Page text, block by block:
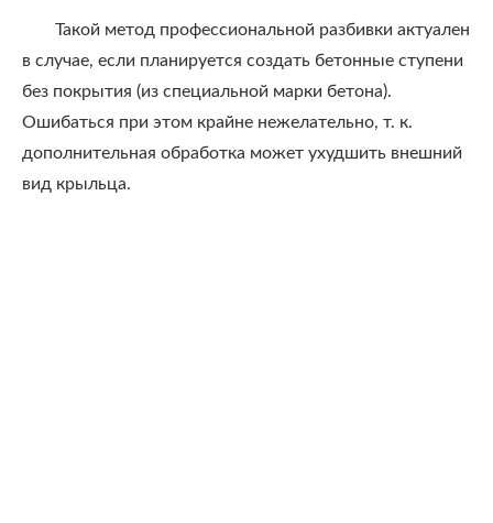
Такой метод профессиональной разбивки актуален
в случае, если планируется создать бетонные ступени
без покрытия (из специальной марки бетона).
Ошибаться при этом крайне нежелательно, т. к.
дополнительная обработка может ухудшить внешний
вид крыльца.